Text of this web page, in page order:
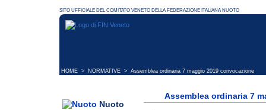
HOME > NORMATIVE > Assemblea ordinaria 7 maggio 2019 convocazione
Nuoto
Assemblea ordinaria 7